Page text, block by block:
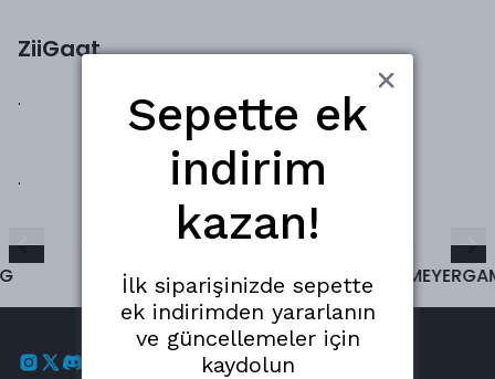
ZiiGaat
.
.
MEYERGAMING
Sepette ek
indirim
kazan!
İlk siparişinizde sepette
ek indirimden yararlanın
ve güncellemeler için
kaydolun